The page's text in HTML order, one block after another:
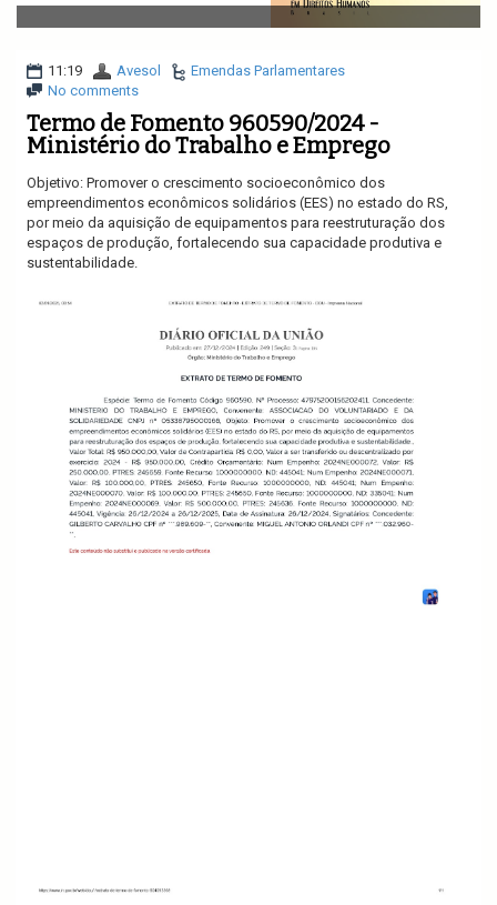
v
i
a
o
n
11:19 Avesol
Emendas Parlamentares
No comments
Termo de Fomento 960590/2024 -
Ministério do Trabalho e Emprego
Objetivo: Promover o crescimento socioeconômico dos
empreendimentos econômicos solidários (EES) no estado do RS,
por meio da aquisição de equipamentos para reestruturação dos
espaços de produção, fortalecendo sua capacidade produtiva e
sustentabilidade.